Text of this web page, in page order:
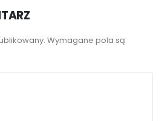
Wymagane pola są